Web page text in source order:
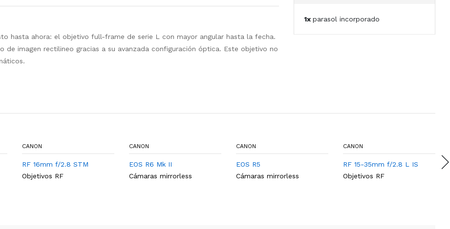
hasta ahora: el objetivo full-frame de serie L con mayor angular hasta la fecha.
imagen rectilineo gracias a su avanzada configuración óptica. Este objetivo no
1x parasol incorporado
CANON
RF 16mm f/2.8 STM
Objetivos RF
CANON
EOS R6 Mk II
Cámaras mirrorless
CANON
EOS R5
Cámaras mirrorless
CANON
RF 15-35mm f/2.8 L IS
Objetivos RF